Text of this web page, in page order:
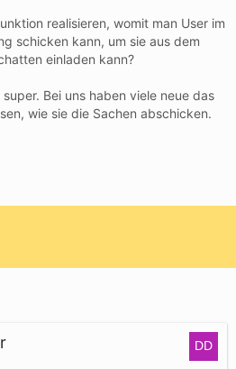
realisieren, womit man User im
schicken kann, um sie aus dem
einladen kann?
Bei uns haben viele neue das
wie sie die Sachen abschicken.